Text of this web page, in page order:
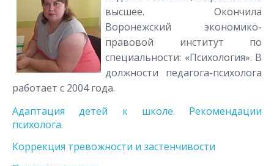
высшее. Окончила
Воронежский экономико-
правовой институт по
специальности: «Психология». В
должности педагога-психолога
работает с 2004 года.
Адаптация детей к школе. Рекомендации
психолога.
Коррекция тревожности и застенчивости